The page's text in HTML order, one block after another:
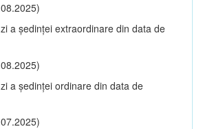
a şedinţei extraordinare din data de
a şedinţei ordinare din data de